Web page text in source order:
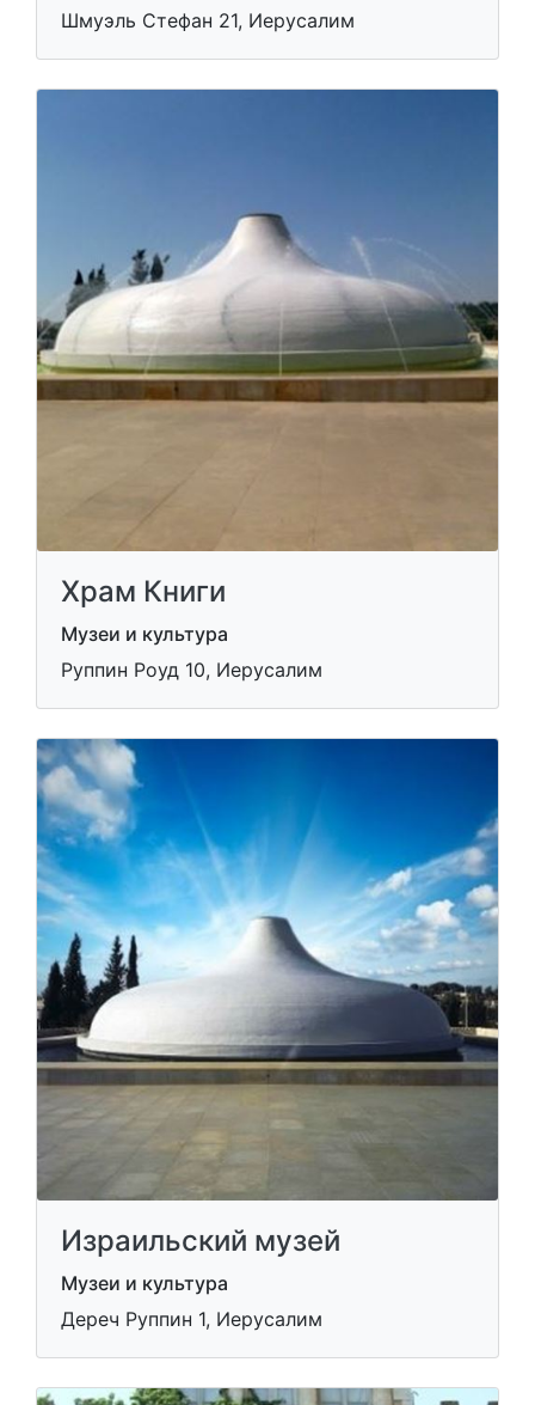
Шмуэль Стефан 21, Иерусалим
Храм Книги
Музеи и культура
Руппин Роуд 10, Иерусалим
Израильский музей
Музеи и культура
Дереч Руппин 1, Иерусалим